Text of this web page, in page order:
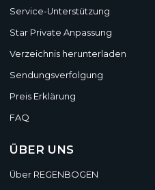
Service-Unterstützung
Star Private Anpassung
Verzeichnis herunterladen
Sendungsverfolgung
Preis Erklärung
FAQ
ÜBER UNS
Über REGENBOGEN